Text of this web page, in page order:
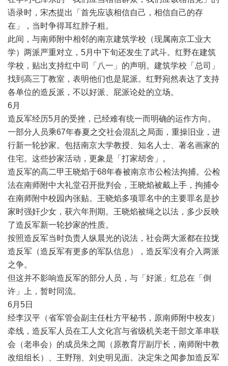
语录时，宋杰提出「首先应该相信自己，相信自己的存
在」，当时争得耳红脖子粗。
此间，与南师附中相邻的南京建筑学校（现属南京工业大
学）两派严重对立， 5月中下旬还发生了武斗。红野在建筑
学校，贴出支持红中司「八一」的声明。建筑学校「总司」
找到高三丁教室，表明他们也是屁派。红野宛然表达了支持
各单位的造反派，不以好派、屁派论处的立场。
6月
造反军经历5月的受挫，已经难有统一而明确的运作方向。
一部分人员乘67年春夏之交社会混乱之局面，重操旧业，进
行新一轮抄家。包括南京大学教授、知名人士、著名画家的
住宅。这些抄家活动，更象是「打家刼舍」。
造反军的高二甲王晓焰于68年春被南京市公检法拘捕。公检
法在南师附中大礼堂召开批判会，王晓焰被戴上手，拘捕令
在南师附中校园內张贴。王晓焰多项罪名中的主要罪名是抄
家时强奸少女，获六年刑期。王晓焰被绳之以法，多少反映
了造反军新一轮抄家的性质。
按照造反军当时负责人纵晨光的说法，社会两大派都在拉拢
造反军（造反军有更多的军队信息），造反军没有介入两派
之争。
但这并不影响造反军的部分人员，与「好派」红总在「倒
许」上，暂时同流。
6月 5日
经李汉平（省军管会副主任杜方平秘书，原南师附中校友）
牵线，造反军人员在工人文化宫与省级机关老干部文革串联
会（老串会）的成员朱之闻（原教育厅副厅长，南师附中教
改组组长）、王野翔、刘史明见面。决定朱之闻参加造反军